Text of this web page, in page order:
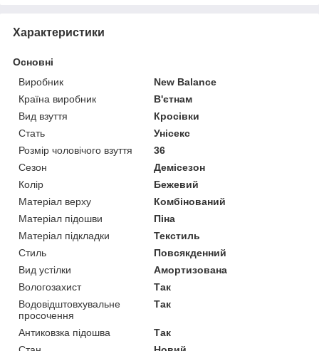
Характеристики
Основні
Виробник
New Balance
Країна виробник
В'єтнам
Вид взуття
Кросівки
Стать
Унісекс
Розмір чоловічого взуття
36
Сезон
Демісезон
Колір
Бежевий
Матеріал верху
Комбінований
Матеріал підошви
Піна
Матеріал підкладки
Текстиль
Стиль
Повсякденний
Вид устілки
Амортизована
Вологозахист
Так
Водовідштовхувальне
просочення
Так
Антиковзка підошва
Так